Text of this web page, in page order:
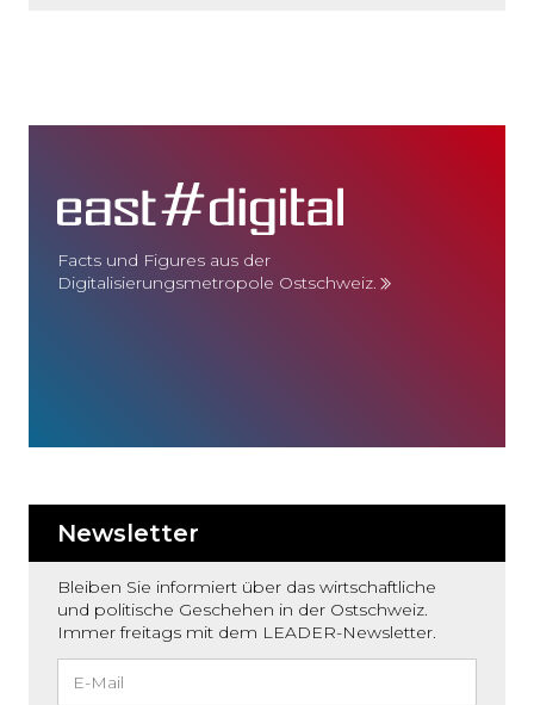
Facts und Figures aus der
Digitalisierungsmetropole Ostschweiz.
Newsletter
Bleiben Sie informiert über das wirtschaftliche
und politische Geschehen in der Ostschweiz.
Immer freitags mit dem LEADER-Newsletter.